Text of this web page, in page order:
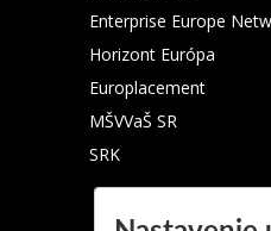
Enterprise Europe
Horizont Európa
Europlacement
MŠVVaŠ SR
SRK